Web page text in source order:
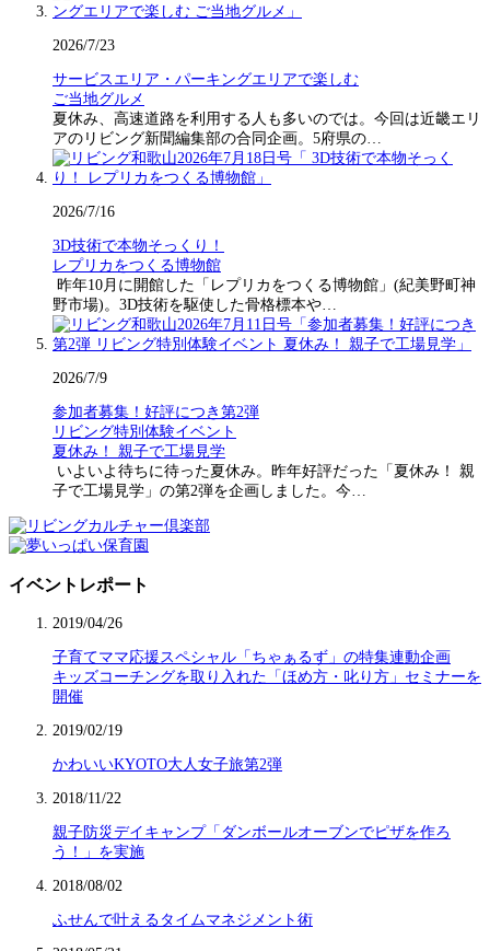
2026/7/23
サービスエリア・パーキングエリアで楽しむ
ご当地グルメ
夏休み、高速道路を利用する人も多いのでは。今回は近畿エリ
アのリビング新聞編集部の合同企画。5府県の…
2026/7/16
3D技術で本物そっくり！
レプリカをつくる博物館
昨年10月に開館した「レプリカをつくる博物館」(紀美野町神
野市場)。3D技術を駆使した骨格標本や…
2026/7/9
参加者募集！好評につき第2弾
リビング特別体験イベント
夏休み！ 親子で工場見学
いよいよ待ちに待った夏休み。昨年好評だった「夏休み！ 親
子で工場見学」の第2弾を企画しました。今…
イベントレポート
2019/04/26
子育てママ応援スペシャル「ちゃぁるず」の特集連動企画
キッズコーチングを取り入れた「ほめ方・叱り方」セミナーを
開催
2019/02/19
かわいいKYOTO大人女子旅第2弾
2018/11/22
親子防災デイキャンプ「ダンボールオーブンでピザを作ろ
う！」を実施
2018/08/02
ふせんで叶えるタイムマネジメント術